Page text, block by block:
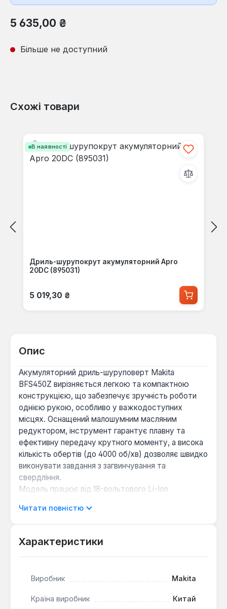
Звичайна ціна:
5 635,00 ₴
Більше не доступний
Схожі товари
В наявності
Дриль-шурупокрут акумуляторний Apro
20DC (895031)
Звичайна ціна:
5 019,30 ₴
Опис
Акумуляторний дриль-шуруповерт Makita
BFS450Z вирізняється легкою та компактною
конструкцією, що забезпечує зручність роботи
однією рукою, особливо у важкодоступних
місцях. Оснащений малошумним масляним
редуктором, інструмент гарантує плавну та
ефективну передачу крутного моменту, а висока
кількість обертів (до 4000 об/хв) дозволяє швидко
виконувати завдання з загвинчування та
свердління.
Модель працює від 18-вольтового Li-Ion
зарядного пристрою) та має патрон під біти
надійний хват та знижує втому під час тривалої
робочої зони в умовах недостатнього освітлення.
Читати повністю
Характеристики
Виробник Makita
Країна виробник Китай